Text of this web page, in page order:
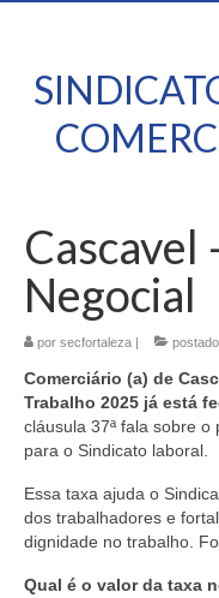
Cascavel
Negocial
por secfortaleza |
Comerciário (a) de
Trabalho 2025 já está
cláusula 37ª fala sobre
para o Sindicato laboral.
Essa taxa ajuda o
dos trabalhadores e
dignidade no trabalho.
Qual é o valor da taxa